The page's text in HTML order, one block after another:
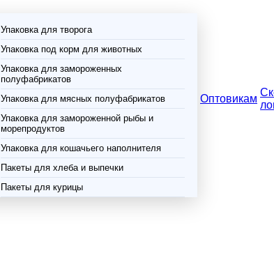
Упаковка для творога
Упаковка под корм для животных
Упаковка для замороженных
полуфабрикатов
Упаковка для мясных полуфабрикатов
Упаковка для замороженной рыбы и
морепродуктов
Упаковка для кошачьего наполнителя
Пакеты для хлеба и выпечки
Пакеты для курицы
Оптовикам